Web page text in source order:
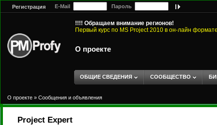
Регистрация E-Mail Пароль
!!!! Обращаем внимание регионов!
Первый курс по MS Project 2010 в он-лайн
О проекте
ОБЩИЕ СВЕДЕНИЯ СООБЩЕСТВО
О проекте » Сообщения и объявления
Project Expert